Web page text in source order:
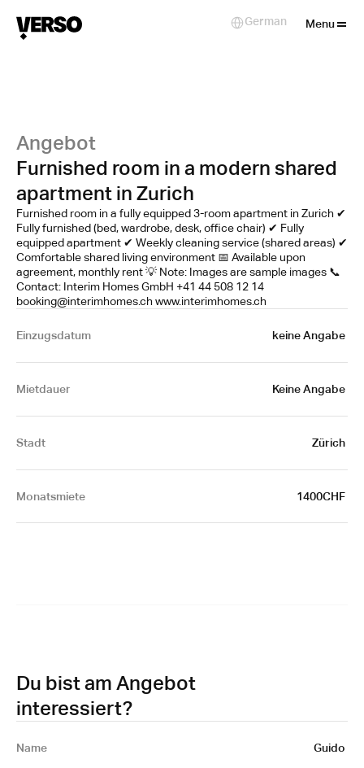
Angebot
Furnished room in a modern shared
apartment in Zurich
Furnished room in a fully equipped 3-room apartment in Zurich ✔
Fully furnished (bed, wardrobe, desk, office chair) ✔ Fully
equipped apartment ✔ Weekly cleaning service (shared areas) ✔
Comfortable shared living environment 📅 Available upon
agreement, monthly rent 💡 Note: Images are sample images 📞
Contact: Interim Homes GmbH +41 44 508 12 14
booking@interimhomes.ch www.interimhomes.ch
Einzugsdatum keine Angabe
Mietdauer Keine Angabe
Stadt Zürich
Monatsmiete 1400CHF
Du bist am Angebot
interessiert?
Name Guido
Menu
Select Language
German